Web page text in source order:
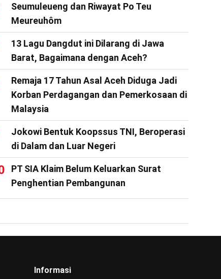
Seumuleueng dan Riwayat Po Teu
Meureuhôm
13 Lagu Dangdut ini Dilarang di Jawa
Barat, Bagaimana dengan Aceh?
Remaja 17 Tahun Asal Aceh Diduga Jadi
Korban Perdagangan dan Pemerkosaan di
Malaysia
Jokowi Bentuk Koopssus TNI, Beroperasi
di Dalam dan Luar Negeri
PT SIA Klaim Belum Keluarkan Surat
Penghentian Pembangunan
Informasi